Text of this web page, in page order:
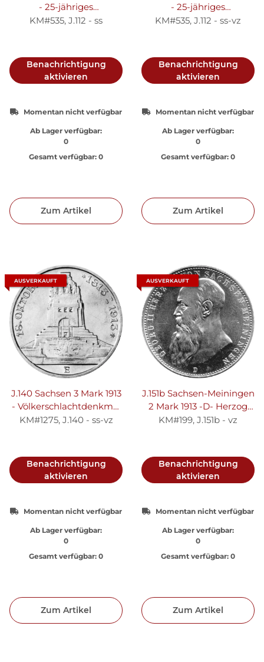
- 25-jähriges
Regierungsjubiläum -
KM#535, J.112 - ss
Benachrichtigung
aktivieren
Momentan nicht verfügbar
Ab Lager verfügbar:
0
Gesamt verfügbar: 0
Zum Artikel
- 25-jähriges
Regierungsjubiläum -
KM#535, J.112 - ss-vz
Benachrichtigung
aktivieren
Momentan nicht verfügbar
Ab Lager verfügbar:
0
Gesamt verfügbar: 0
Zum Artikel
AUSVERKAUFT
J.140 Sachsen 3 Mark 1913
- Völkerschlachtdenkmal
- Silber ss-vz
KM#1275, J.140 - ss-vz
Benachrichtigung
aktivieren
Momentan nicht verfügbar
Ab Lager verfügbar:
0
Gesamt verfügbar: 0
Zum Artikel
AUSVERKAUFT
J.151b Sachsen-Meiningen
2 Mark 1913 -D- Herzog
Georg II. - Silber vz
KM#199, J.151b - vz
Benachrichtigung
aktivieren
Momentan nicht verfügbar
Ab Lager verfügbar:
0
Gesamt verfügbar: 0
Zum Artikel